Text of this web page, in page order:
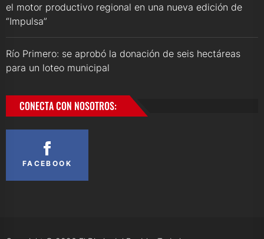
el motor productivo regional en una nueva edición de
“Impulsa”
Río Primero: se aprobó la donación de seis hectáreas
para un loteo municipal
CONECTA CON NOSOTROS:
FACEBOOK